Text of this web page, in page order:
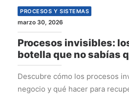
PROCESOS Y SISTEMAS
marzo 30, 2026
Procesos invisibles:
botella que no sabías
Descubre cómo los procesos
negocio y qué hacer para